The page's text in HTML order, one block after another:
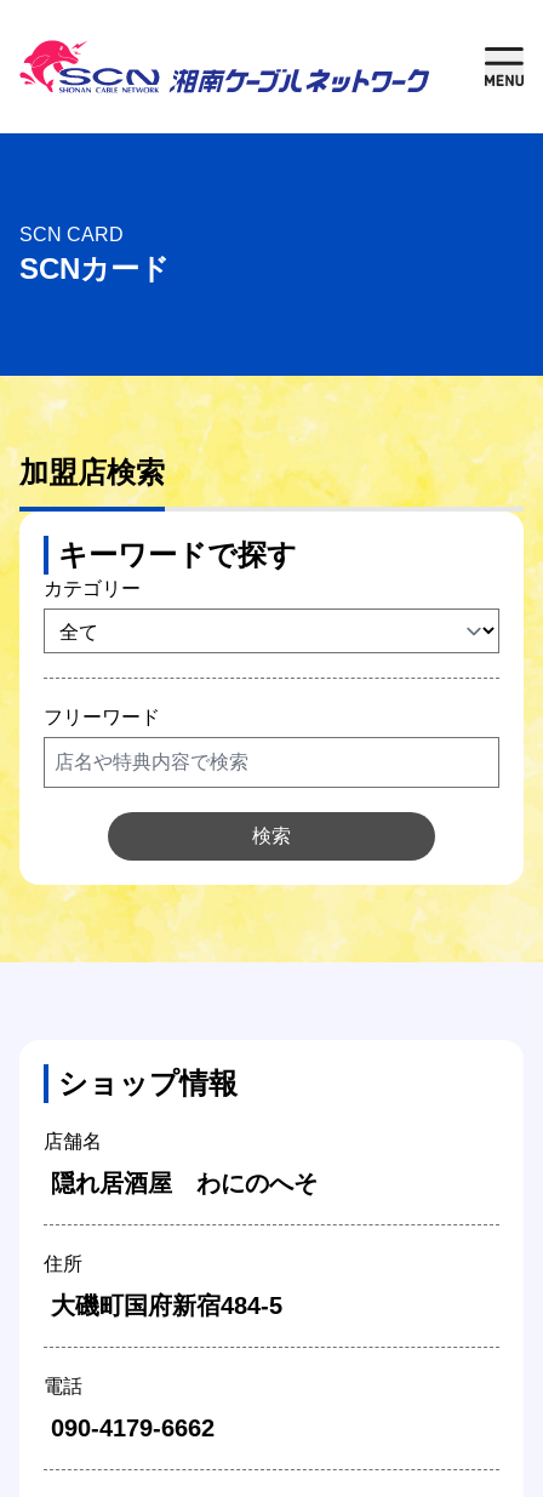
新規加入
ご検討中の方
ご利用中の方
ケーブルテレビ
インターネット
固定電話
SCNガス
SCNでんき
SCNについて
Q&A
SCN CARD
SCNカード
加盟店検索
キーワードで探す
カテゴリー
フリーワード
検索
ショップ情報
店舗名
隠れ居酒屋　わにのへそ
住所
大磯町国府新宿484-5
電話
090-4179-6662